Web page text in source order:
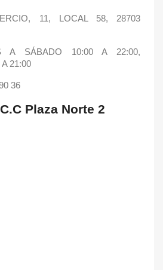
11, LOCAL 58, 28703
A SÁBADO 10:00 A 22:00,
21:00
36
Plaza Norte 2